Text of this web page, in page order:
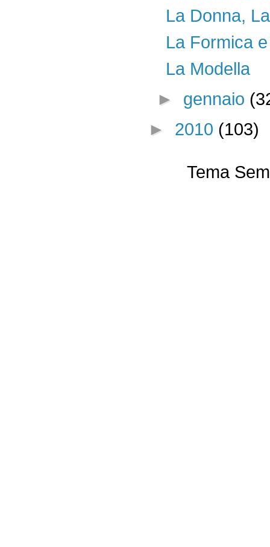
La Donna,
La Formica
La Modella
► gennaio
► 2010 (103)
Tema